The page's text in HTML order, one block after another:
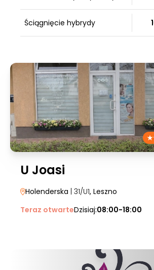
Ściągnięcie hybrydy
U Joasi
Holenderska | 31/U1, Leszno
Teraz otwarteDzisiaj:08:00-18:00